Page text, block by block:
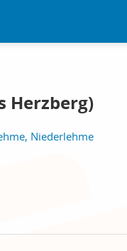
Herzberg)
Niederlehme